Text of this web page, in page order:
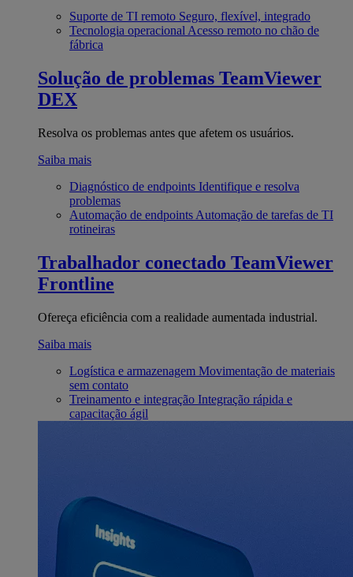
Suporte de TI remoto Seguro, flexível, integrado
Tecnologia operacional Acesso remoto no chão de
fábrica
Solução de problemas TeamViewer
DEX
Resolva os problemas antes que afetem os usuários.
Saiba mais
Diagnóstico de endpoints Identifique e resolva
problemas
Automação de endpoints Automação de tarefas de TI
rotineiras
Trabalhador conectado TeamViewer
Frontline
Ofereça eficiência com a realidade aumentada industrial.
Saiba mais
Logística e armazenagem Movimentação de materiais
sem contato
Treinamento e integração Integração rápida e
capacitação ágil